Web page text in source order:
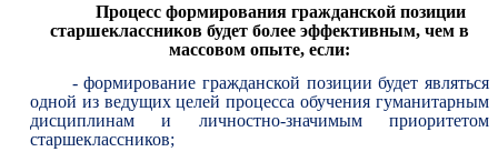
Процесс формирования гражданской позиции
старшеклассников будет более эффективным, чем в
массовом опыте, если:
- формирование гражданской позиции будет являться
одной из ведущих целей процесса обучения гуманитарным
дисциплинам и личностно-значимым приоритетом
старшеклассников;